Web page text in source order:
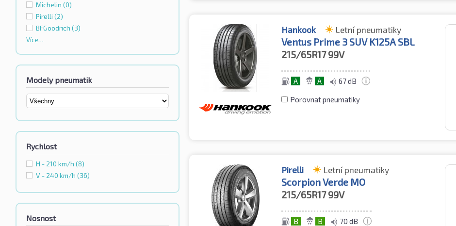
Michelin (0)
Pirelli (2)
BFGoodrich (3)
Více…
Modely pneumatik
Rychlost
H - 210 km/h (8)
V - 240 km/h (36)
Nosnost
Hankook Letní pneumatiky
Ventus Prime 3 SUV K125A SBL
215/65R1799V
A A 67 dB
Porovnat pneumatiky
Pirelli Letní pneumatiky
Scorpion Verde MO
215/65R1799V
B B 70 dB